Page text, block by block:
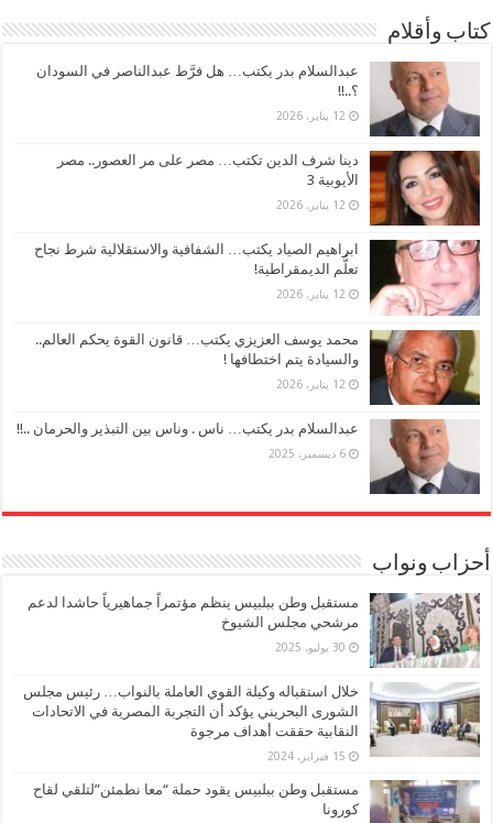
كتاب وأقلام
عبدالسلام بدر يكتب… هل فرَّط عبدالناصر في السودان
؟..!!
12 يناير، 2026
دينا شرف الدين تكتب… مصر على مر العصور.. مصر
الأيوبية 3
12 يناير، 2026
ابراهيم الصياد يكتب… الشفافية والاستقلالية شرط نجاح
تعلُّم الديمقراطية!
12 يناير، 2026
محمد يوسف العزيزي يكتب… قانون القوة يحكم العالم..
والسيادة يتم اختطافها !
12 يناير، 2026
عبدالسلام بدر يكتب… ناس . وناس بين التبذير والحرمان ..!!
6 ديسمبر، 2025
أحزاب ونواب
مستقبل وطن ببلبيس ينظم مؤتمراً جماهيرياً حاشدا لدعم
مرشحي مجلس الشيوخ
30 يوليو، 2025
خلال استقباله وكيلة القوي العاملة بالنواب… رئيس مجلس
الشورى البحريني يؤكد أن التجربة المصرية في الاتحادات
النقابية حققت أهداف مرجوة
15 فبراير، 2024
مستقبل وطن ببلبيس يقود حملة “معا نطمئن”لتلقي لقاح
كورونا